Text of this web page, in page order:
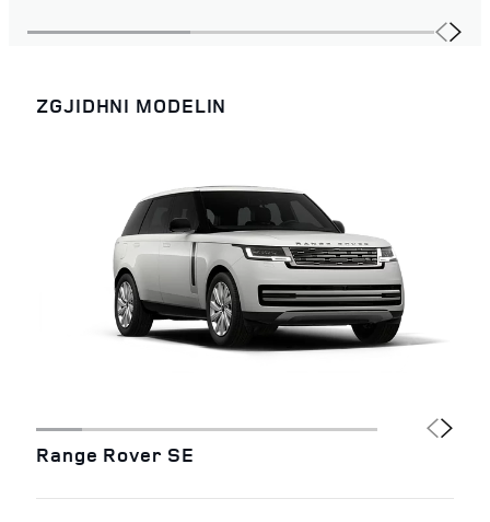
ZGJIDHNI MODELIN
Range Rover SE